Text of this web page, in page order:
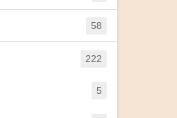
58
222
5